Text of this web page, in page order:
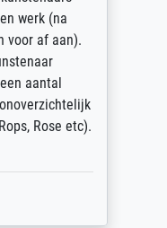
werk (na
voor af aan).
aantal
Rose etc).